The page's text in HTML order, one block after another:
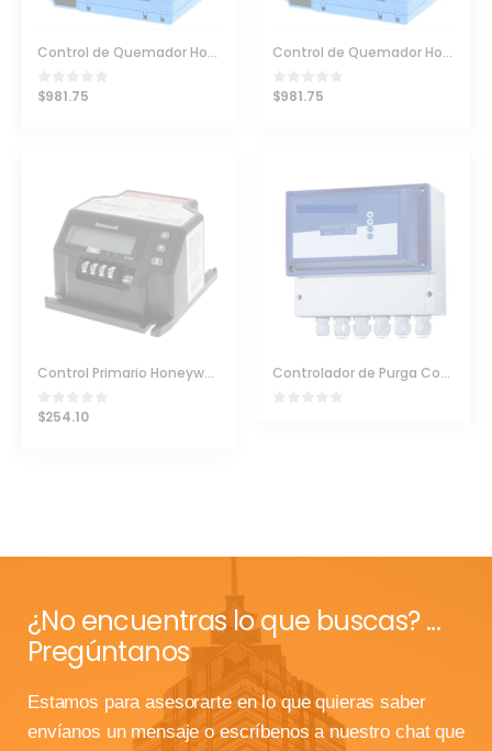
Control de Quemador Honeywell RM7890B1014
$981.75
Control de Quemador Honeywell RM7890B1048
$981.75
Control Primario Honeywell R7284U1004
$254.10
Controlador de Purga Continua RTK RE3624
¿No encuentras lo que buscas? ...
Pregúntanos
Estamos para asesorarte en lo que quieras saber
envíanos un mensaje o escríbenos a nuestro chat que